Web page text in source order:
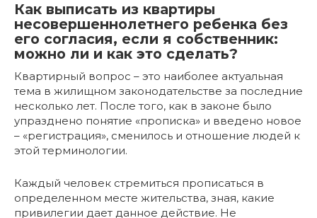
Как выписать из квартиры
несовершеннолетнего ребенка без
его согласия, если я собственник:
можно ли и как это сделать?
Квартирный вопрос – это наиболее актуальная
тема в жилищном законодательстве за последние
несколько лет. После того, как в законе было
упразднено понятие «прописка» и введено новое
– «регистрация», сменилось и отношение людей к
этой терминологии.
Каждый человек стремиться прописаться в
определенном месте жительства, зная, какие
привилегии дает данное действие. Не